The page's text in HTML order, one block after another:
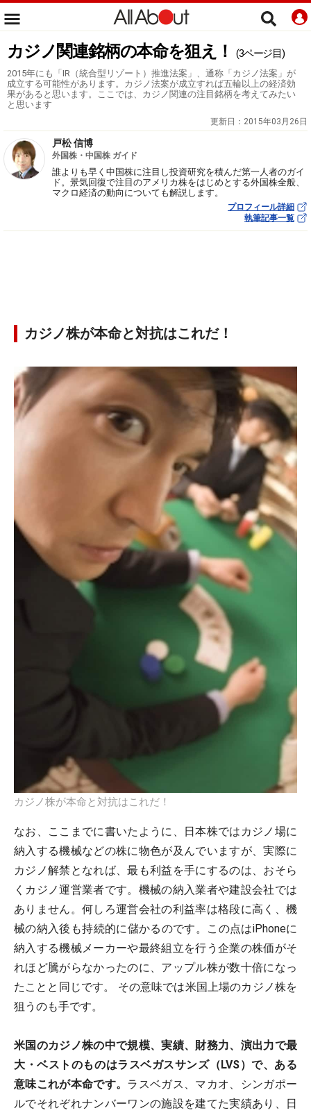
カジノ関連銘柄の本命を狙え！ (3ページ目)
2015年にも「IR（統合型リゾート）推進法案」、通称「カジノ法案」が
成立する可能性があります。カジノ法案が成立すれば五輪以上の経済効
果があると思います。ここでは、カジノ関連の注目銘柄を考えてみたい
と思います
更新日： 2015年03月26日
戸松 信博
外国株・中国株 ガイド
誰よりも早く中国株に注目し投資研究を積んだ第一人者のガイ
ド。景気回復で注目のアメリカ株をはじめとする外国株全般、
マクロ経済の動向についても解説します。
プロフィール詳細
執筆記事一覧
カジノ株が本命と対抗はこれだ！
カジノ株が本命と対抗はこれだ！
なお、ここまでに書いたように、日本株ではカジノ場に
納入する機械などの株に物色が及んでいますが、実際に
カジノ解禁となれば、最も利益を手にするのは、おそら
くカジノ運営業者です。機械の納入業者や建設会社では
ありません。何しろ運営会社の利益率は格段に高く、機
械の納入後も持続的に儲かるのです。この点はiPhoneに
納入する機械メーカーや最終組立を行う企業の株価がそ
れほど騰がらなかったのに、アップル株が数十倍になっ
たことと同じです。 その意味では米国上場のカジノ株を
狙うのも手です。
米国のカジノ株の中で規模、実績、財務力、演出力で最
大・ベストのものはラスベガスサンズ（LVS）で、ある
意味これが本命です。 ラスベガス、マカオ、シンガポー
ルでそれぞれナンバーワンの施設を建てた実績あり、日